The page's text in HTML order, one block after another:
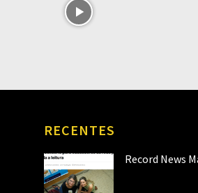
RECENTES
Record News